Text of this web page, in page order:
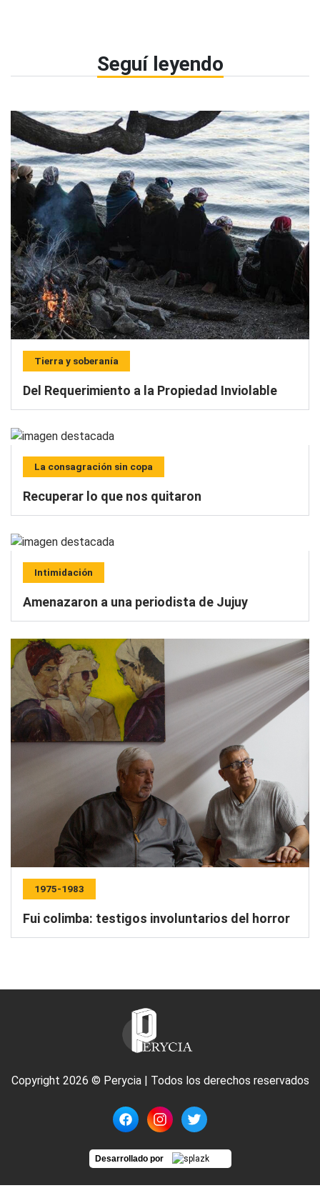
Seguí leyendo
Tierra y soberanía
Del Requerimiento a la Propiedad Inviolable
La consagración sin copa
Recuperar lo que nos quitaron
Intimidación
Amenazaron a una periodista de Jujuy
1975-1983
Fui colimba: testigos involuntarios del horror
Copyright 2026 © Perycia | Todos los derechos reservados
Desarrollado por